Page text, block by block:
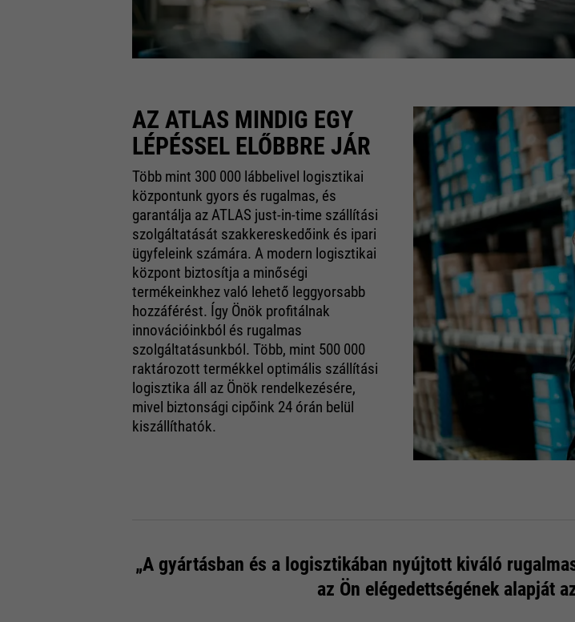
AZ ATLAS MINDIG EGY
LÉPÉSSEL ELŐBBRE JÁR
Több mint 300 000 lábbelivel logisztikai
központunk gyors és rugalmas, és
garantálja az ATLAS just-in-time szállítási
szolgáltatását szakkereskedőink és ipari
ügyfeleink számára. A modern logisztikai
központ biztosítja a minőségi
termékeinkhez való lehető leggyorsabb
hozzáférést. Így Önök profitálnak
innovációinkból és rugalmas
szolgáltatásunkból. Több, mint 500 000
raktározott termékkel optimális szállítási
logisztika áll az Önök rendelkezésére,
mivel biztonsági cipőink 24 órán belül
kiszállíthatók.
„A gyártásban és a logisztikában nyújtott kiváló
az Ön elégedettségének alapját